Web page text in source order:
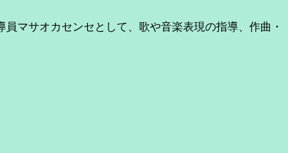
マサオカセンセとして、歌や音楽表現の指導、作曲・